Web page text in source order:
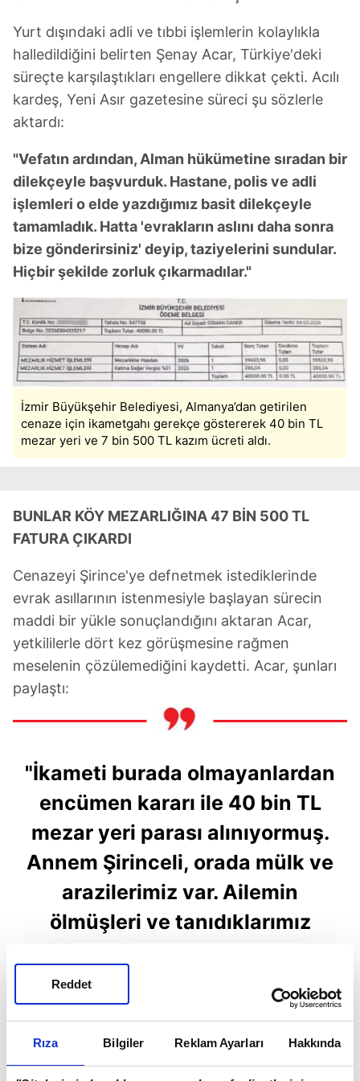
Rıza Bilgiler Reklam Ayarları Hakkında
Reddet
Yurt dışındaki adli ve tıbbi işlemlerin kolaylıkla
halledildiğini belirten Şenay Acar, Türkiye'deki
süreçte karşılaştıkları engellere dikkat çekti. Acılı
kardeş, Yeni Asır gazetesine süreci şu sözlerle
aktardı:
"Vefatın ardından, Alman hükümetine sıradan bir
dilekçeyle başvurduk. Hastane, polis ve adli
işlemleri o elde yazdığımız basit dilekçeyle
tamamladık. Hatta 'evrakların aslını daha sonra
bize gönderirsiniz' deyip, taziyelerini sundular.
Hiçbir şekilde zorluk çıkarmadılar."
İzmir Büyükşehir Belediyesi, Almanya’dan getirilen
cenaze için ikametgahı gerekçe göstererek 40 bin TL
mezar yeri ve 7 bin 500 TL kazım ücreti aldı.
BUNLAR KÖY MEZARLIĞINA 47 BİN 500 TL
FATURA ÇIKARDI
Cenazeyi Şirince'ye defnetmek istediklerinde
evrak asıllarının istenmesiyle başlayan sürecin
maddi bir yükle sonuçlandığını aktaran Acar,
yetkililerle dört kez görüşmesine rağmen
meselenin çözülemediğini kaydetti. Acar, şunları
paylaştı:
"İkameti burada olmayanlardan
encümen kararı ile 40 bin TL
mezar yeri parası alınıyormuş.
Annem Şirinceli, orada mülk ve
arazilerimiz var. Ailemin
ölmüşleri ve tanıdıklarımız
Şirince köy mezarlığında yan
yana yatıyor. Ne dediysek
anlatamadık. 'Yapacak bir şey
yok, encümen kararı' denildi.
Cenazemizi öğlene